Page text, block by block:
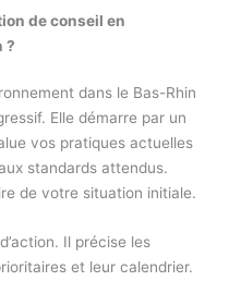
de conseil en
?
dans le Bas-Rhin
Elle démarre par un
vos pratiques actuelles
standards attendus.
de votre situation initiale.
Il précise les
et leur calendrier.